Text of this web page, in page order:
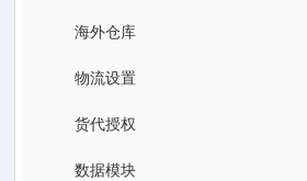
海外仓库
物流设置
货代授权
数据模块